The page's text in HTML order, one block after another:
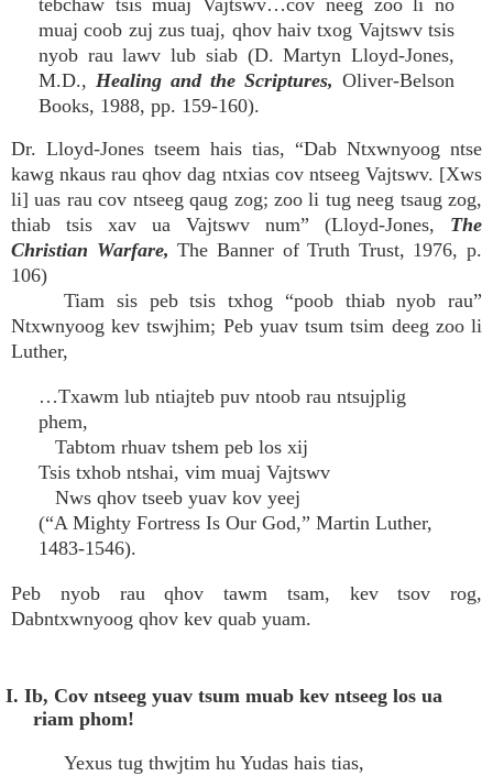
tebchaw tsis muaj Vajtswv…cov neeg zoo li no
muaj coob zuj zus tuaj, qhov haiv txog Vajtswv tsis
nyob rau lawv lub siab (D. Martyn Lloyd-Jones,
M.D., Healing and the Scriptures, Oliver-Belson
Books, 1988, pp. 159-160).
Dr. Lloyd-Jones tseem hais tias, “Dab Ntxwnyoog ntse
kawg nkaus rau qhov dag ntxias cov ntseeg Vajtswv. [Xws
li] uas rau cov ntseeg qaug zog; zoo li tug neeg tsaug zog,
thiab tsis xav ua Vajtswv num” (Lloyd-Jones, The
Christian Warfare, The Banner of Truth Trust, 1976, p.
106)
Tiam sis peb tsis txhog “poob thiab nyob rau”
Ntxwnyoog kev tswjhim; Peb yuav tsum tsim deeg zoo li
Luther,
…Txawm lub ntiajteb puv ntoob rau ntsujplig
phem,
Tabtom rhuav tshem peb los xij
Tsis txhob ntshai, vim muaj Vajtswv
Nws qhov tseeb yuav kov yeej
(“A Mighty Fortress Is Our God,” Martin Luther,
1483-1546).
Peb nyob rau qhov tawm tsam, kev tsov rog,
Dabntxwnyoog qhov kev quab yuam.
I. Ib, Cov ntseeg yuav tsum muab kev ntseeg los ua
riam phom!
Yexus tug thwjtim hu Yudas hais tias,